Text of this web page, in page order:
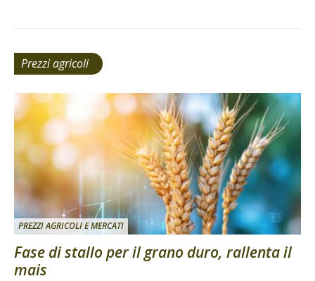
Prezzi agricoli
PREZZI AGRICOLI E MERCATI
Fase di stallo per il grano duro, rallenta il
mais